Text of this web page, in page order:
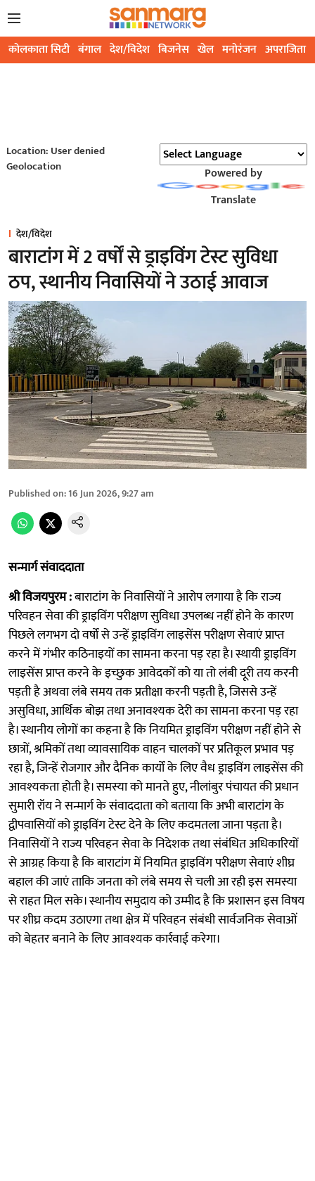
कोलकाता सिटी बंगाल देश/विदेश बिजनेस खेल मनोरंजन अपराजिता
Location: User denied
Geolocation
Powered by
Translate
देश/विदेश
बाराटांग में 2 वर्षों से ड्राइविंग टेस्ट सुविधा
ठप, स्थानीय निवासियों ने उठाई आवाज
Published on:16 Jun 2026, 9:27 am
सन्मार्ग संवाददाता
श्री विजयपुरम :बाराटांग के निवासियों ने आरोप लगाया है कि राज्य
परिवहन सेवा की ड्राइविंग परीक्षण सुविधा उपलब्ध नहीं होने के कारण
पिछले लगभग दो वर्षों से उन्हें ड्राइविंग लाइसेंस परीक्षण सेवाएं प्राप्त
करने में गंभीर कठिनाइयों का सामना करना पड़ रहा है। स्थायी ड्राइविंग
लाइसेंस प्राप्त करने के इच्छुक आवेदकों को या तो लंबी दूरी तय करनी
पड़ती है अथवा लंबे समय तक प्रतीक्षा करनी पड़ती है, जिससे उन्हें
असुविधा, आर्थिक बोझ तथा अनावश्यक देरी का सामना करना पड़ रहा
है। स्थानीय लोगों का कहना है कि नियमित ड्राइविंग परीक्षण नहीं होने से
छात्रों, श्रमिकों तथा व्यावसायिक वाहन चालकों पर प्रतिकूल प्रभाव पड़
रहा है, जिन्हें रोजगार और दैनिक कार्यों के लिए वैध ड्राइविंग लाइसेंस की
आवश्यकता होती है। समस्या को मानते हुए, नीलांबुर पंचायत की प्रधान
सुमारी रॉय ने सन्मार्ग के संवाददाता को बताया कि अभी बाराटांग के
द्वीपवासियों को ड्राइविंग टेस्ट देने के लिए कदमतला जाना पड़ता है।
निवासियों ने राज्य परिवहन सेवा के निदेशक तथा संबंधित अधिकारियों
से आग्रह किया है कि बाराटांग में नियमित ड्राइविंग परीक्षण सेवाएं शीघ्र
बहाल की जाएं ताकि जनता को लंबे समय से चली आ रही इस समस्या
से राहत मिल सके। स्थानीय समुदाय को उम्मीद है कि प्रशासन इस विषय
पर शीघ्र कदम उठाएगा तथा क्षेत्र में परिवहन संबंधी सार्वजनिक सेवाओं
को बेहतर बनाने के लिए आवश्यक कार्रवाई करेगा।